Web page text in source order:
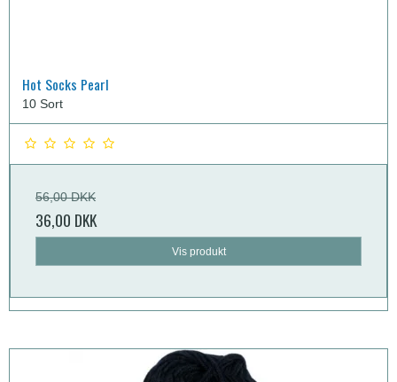
Hot Socks Pearl
10 Sort
56,00 DKK
36,00 DKK
Vis produkt